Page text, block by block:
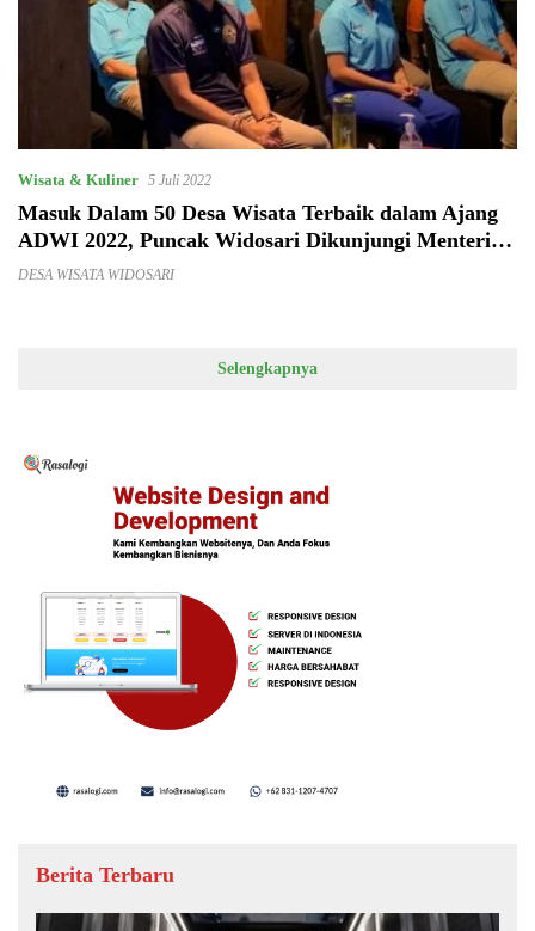
Wisata & Kuliner 5 Juli 2022
Masuk Dalam 50 Desa Wisata Terbaik dalam Ajang
ADWI 2022, Puncak Widosari Dikunjungi Menteri
Sandiaga Uno
DESA WISATA WIDOSARI
Selengkapnya
Berita Terbaru